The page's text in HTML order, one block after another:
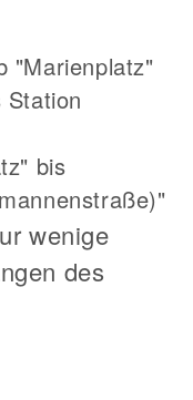
"Marienplatz"
Station
bis
wenige
des